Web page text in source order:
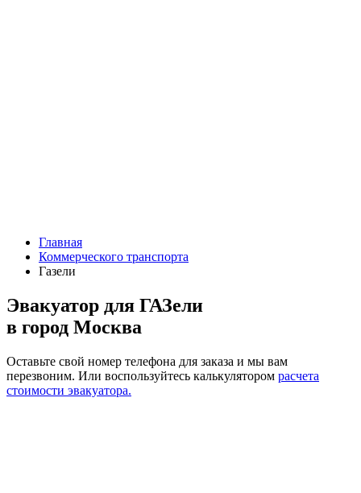
Главная
Коммерческого транспорта
Газели
Эвакуатор для ГАЗели
в город Москва
Оставьте свой номер телефона для заказа и мы вам
перезвоним. Или воспользуйтесь калькулятором расчета
стоимости эвакуатора.